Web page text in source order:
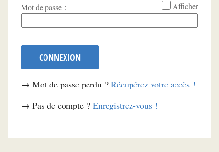
Mot de passe : Afficher
CONNEXION
→ Mot de passe perdu ? Récupérez votre accès !
→ Pas de compte ? Enregistrez-vous !